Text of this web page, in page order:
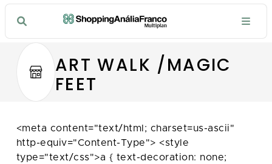
ART WALK /MAGIC
FEET
<meta content="text/html; charset=us-ascii"
http-equiv="Content-Type"> <style
type="text/css">a { text-decoration: none;